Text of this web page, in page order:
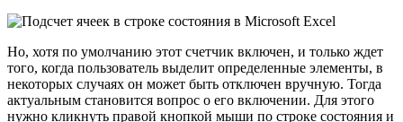
Но, хотя по умолчанию этот счетчик включен, и только ждет
того, когда пользователь выделит определенные элементы, в
некоторых случаях он может быть отключен вручную. Тогда
актуальным становится вопрос о его включении. Для этого
нужно кликнуть правой кнопкой мыши по строке состояния и